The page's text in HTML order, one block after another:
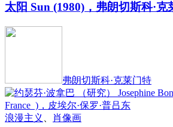
太阳 Sun (1980)，弗朗切斯科·克
弗朗切斯科·克莱门特
浪漫主义 肖像画